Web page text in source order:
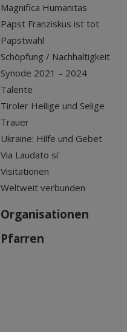
Magnifica Humanitas
Papst Franziskus ist tot
Papstwahl
Schöpfung / Nachhaltigkeit
Synode 2021 – 2024
Talente
Tiroler Heilige und Selige
Trauer
Ukraine: Hilfe und Gebet
Via Laudato si'
Visitationen
Weltweit verbunden
Organisationen
Pfarren